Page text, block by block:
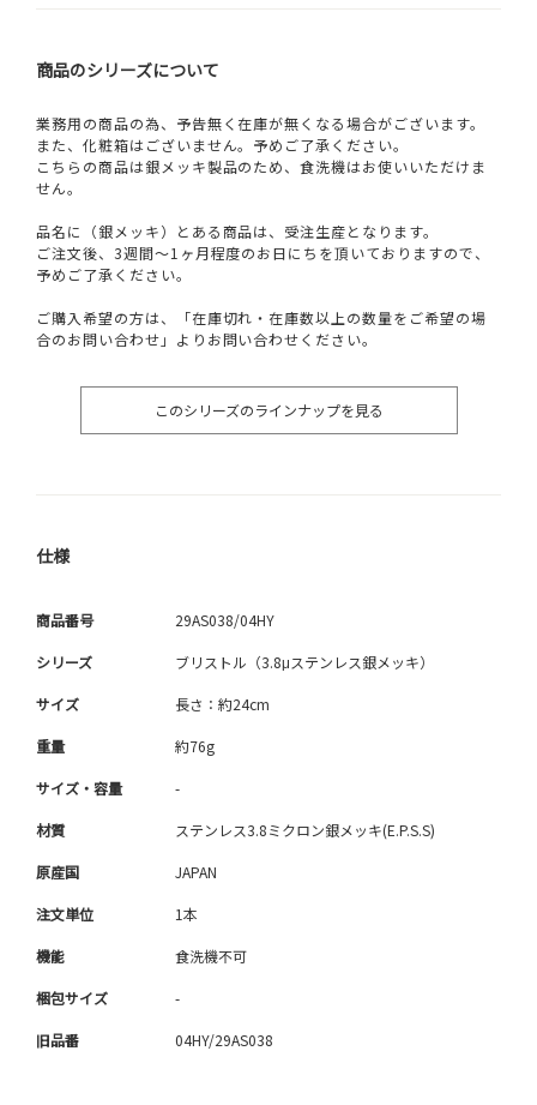
商品のシリーズについて
業務用の商品の為、予告無く在庫が無くなる場合がございます。
また、化粧箱はございません。予めご了承ください。
こちらの商品は銀メッキ製品のため、食洗機はお使いいただけま
せん。
品名に（銀メッキ）とある商品は、受注生産となります。
ご注文後、3週間～1ヶ月程度のお日にちを頂いておりますので、
予めご了承ください。
ご購入希望の方は、「在庫切れ・在庫数以上の数量をご希望の場
合のお問い合わせ」よりお問い合わせください。
このシリーズのラインナップを見る
仕様
商品番号 29AS038/04HY
シリーズ ブリストル（3.8μステンレス銀メッキ）
サイズ 長さ：約24cm
重量 約76g
サイズ・容量 -
材質 ステンレス3.8ミクロン銀メッキ(E.P.S.S)
原産国 JAPAN
注文単位 1本
機能 食洗機不可
梱包サイズ -
旧品番 04HY/29AS038